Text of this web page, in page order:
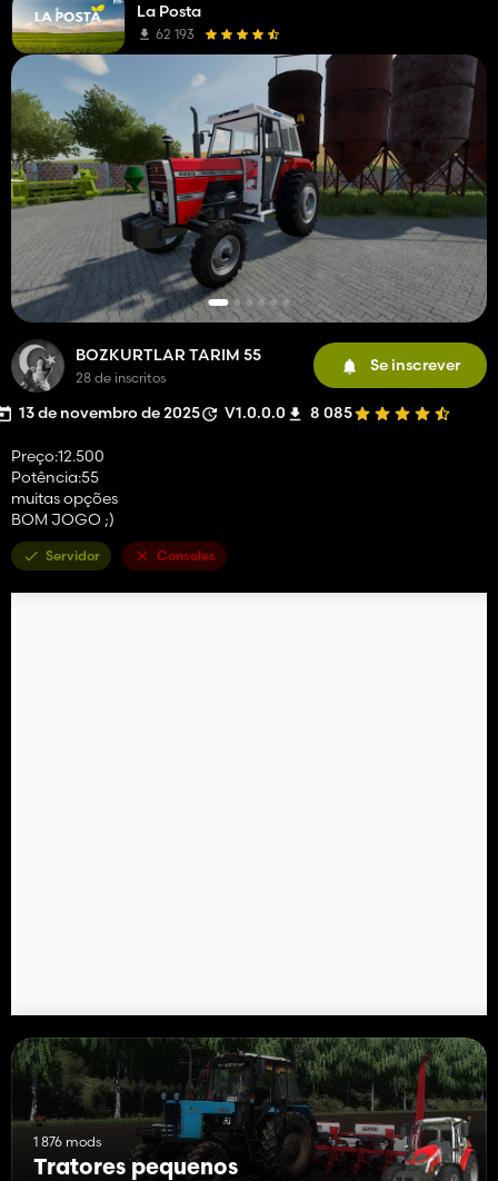
BOZKURTLAR TARIM 55
28 de inscritos
Se inscrever
13 de novembro de 2025 V1.0.0.0 8 085
Preço:12.500
Potência:55
muitas opções
BOM JOGO ;)
Servidor Consoles
1 876 mods
Tratores pequenos
La Posta
62 193